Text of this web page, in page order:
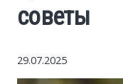
Money
Internet
советы
29.07.2025